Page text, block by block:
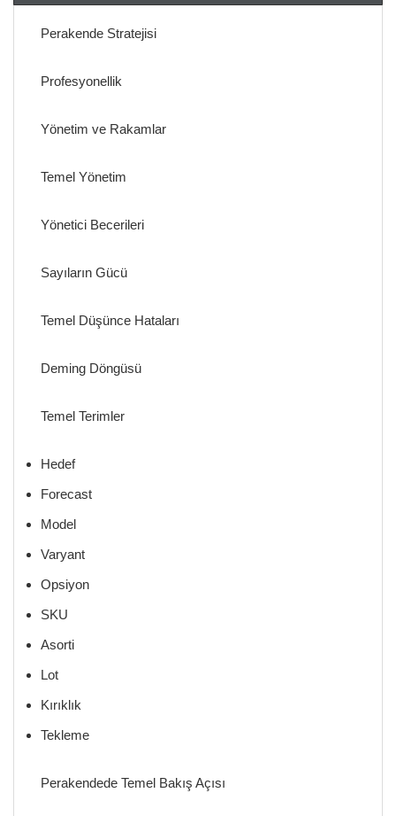
Perakende Stratejisi
Profesyonellik
Yönetim ve Rakamlar
Temel Yönetim
Yönetici Becerileri
Sayıların Gücü
Temel Düşünce Hataları
Deming Döngüsü
Temel Terimler
Hedef
Forecast
Model
Varyant
Opsiyon
SKU
Asorti
Lot
Kırıklık
Tekleme
Perakendede Temel Bakış Açısı